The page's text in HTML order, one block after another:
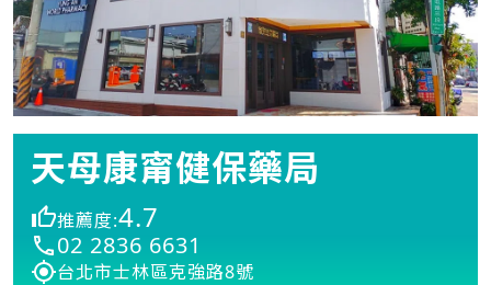
天母康甯健保藥局
推薦度:4.7
02 2836 6631
台北市士林區克強路8號